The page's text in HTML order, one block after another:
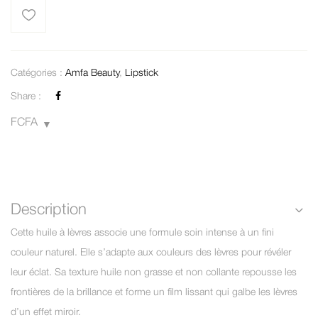
Catégories : Amfa Beauty, Lipstick
Share :
FCFA
Description
Cette huile à lèvres associe une formule soin intense à un fini
couleur naturel. Elle s’adapte aux couleurs des lèvres pour révéler
leur éclat. Sa texture huile non grasse et non collante repousse les
frontières de la brillance et forme un film lissant qui galbe les lèvres
d’un effet miroir.